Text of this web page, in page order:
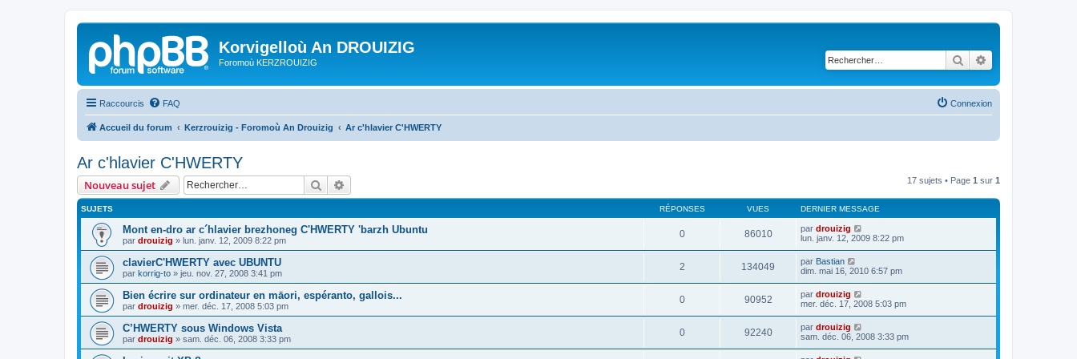
Korvigelloù An DROUIZIG
Foromoù KERZROUIZIG Rechercher
Raccourcis FAQ Connexion
Accueil du forum Kerzrouizig - Foromoù An Drouizig Ar c'hlavier C'HWERTY
Ar c'hlavier C'HWERTY
Nouveau sujet Rechercher 17 sujets • Page 1 sur 1
SUJETS RÉPONSES VUES DERNIER MESSAGE
Mont en-dro ar c´hlavier brezhoneg C'HWERTY 'barzh Ubuntu
par drouizig » lun. janv. 12, 2009 8:22 pm
0 86010 par drouizig
lun. janv. 12, 2009 8:22 pm
clavierC'HWERTY avec UBUNTU
par korrig-to » jeu. nov. 27, 2008 3:41 pm
2 134049 par Bastian
dim. mai 16, 2010 6:57 pm
Bien écrire sur ordinateur en māori, espéranto, gallois...
par drouizig » mer. déc. 17, 2008 5:03 pm
0 90952 par drouizig
mer. déc. 17, 2008 5:03 pm
C’HWERTY sous Windows Vista
par drouizig » sam. déc. 06, 2008 3:33 pm
0 92240 par drouizig
sam. déc. 06, 2008 3:33 pm